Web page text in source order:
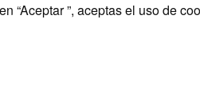
“Aceptar ”, aceptas el uso de